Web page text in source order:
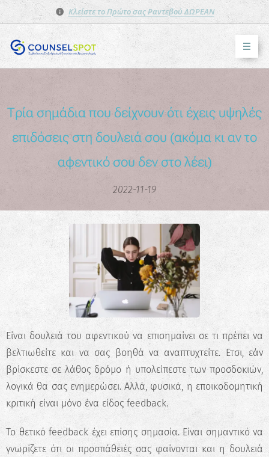
Κλείστε το Πρώτο σας Ραντεβού ΔΩΡΕΑΝ
Τρία σημάδια που δείχνουν ότι έχεις υψηλές
επιδόσεις στη δουλειά σου (ακόμα κι αν το
αφεντικό σου δεν στο λέει)
2022-11-19
Είναι δουλειά του αφεντικού να επισημαίνει σε τι πρέπει να
βελτιωθείτε και να σας βοηθά να αναπτυχτείτε. Ετσι, εάν
βρίσκεστε σε λάθος δρόμο ή υπολείπεστε των προσδοκιών,
λογικά θα σας ενημερώσει. Αλλά, φυσικά, η εποικοδομητική
κριτική είναι μόνο ένα είδος feedback.
To θετικό feedback έχει επίσης σημασία. Είναι σημαντικό να
γνωρίζετε ότι οι προσπάθειές σας φαίνονται και η δουλειά